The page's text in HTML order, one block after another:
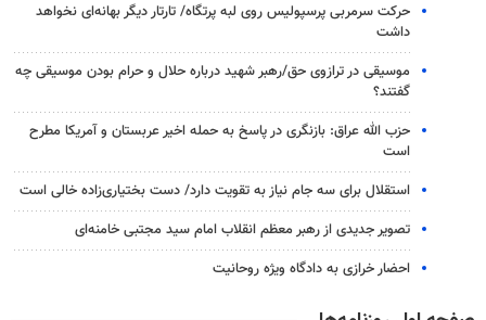
حرکت سرمربی پرسپولیس روی لبه پرتگاه/ تارتار دیگر بهانه‌ای نخواهد
داشت
موسیقی در ترازوی حق/رهبر شهید درباره حلال و حرام بودن موسیقی چه
گفتند؟
حزب الله عراق: بازنگری در پاسخ به حمله اخیر عربستان و آمریکا مطرح
است
استقلال برای سه جام نیاز به تقویت دارد/ دست بختیاری‌زاده خالی است
تصویر جدیدی از رهبر معظم انقلاب امام سید مجتبی خامنه‌ای
احضار خرازی به دادگاه ویژه روحانیت